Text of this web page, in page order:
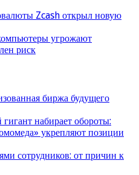
Zcash открыл новую
угрожают
риск
биржа будущего
набирает обороты:
укрепляют позиции
сотрудников: от причин к